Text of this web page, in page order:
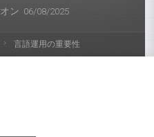
オン 06/08/2025
言語運用の重要性